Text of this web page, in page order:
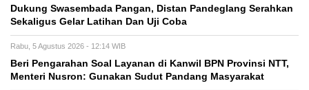
Dukung Swasembada Pangan, Distan Pandeglang Serahkan
Sekaligus Gelar Latihan Dan Uji Coba
Rabu, 5 Agustus 2026 - 12:14 WIB
Beri Pengarahan Soal Layanan di Kanwil BPN Provinsi NTT,
Menteri Nusron: Gunakan Sudut Pandang Masyarakat